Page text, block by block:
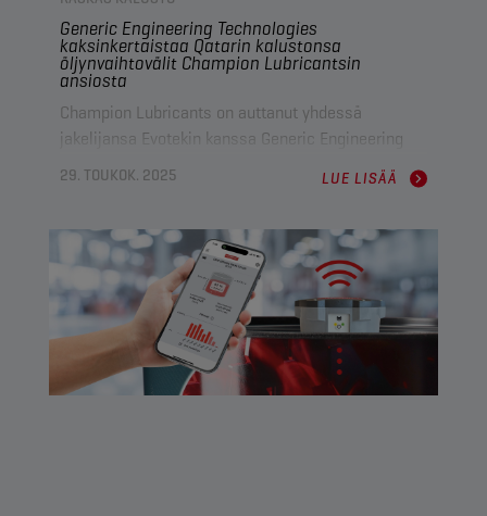
Generic Engineering Technologies
kaksinkertaistaa Qatarin kalustonsa
öljynvaihtovälit Champion Lubricantsin
ansiosta
Champion Lubricants on auttanut yhdessä
jakelijansa Evotekin kanssa Generic Engineering
Technologiesia (GET) ratkaisemaan toiminnan
merkittäviä haasteita. Champion on toiminut yli
voiteluaineiden, erinomaisen logistiikkatuen ja
edukseen erottuvan teknisen palvelun luotettuna
toimittajana GETin laajalle kalustolle.
29. TOUKOK. 2025 LUE LISÄÄ